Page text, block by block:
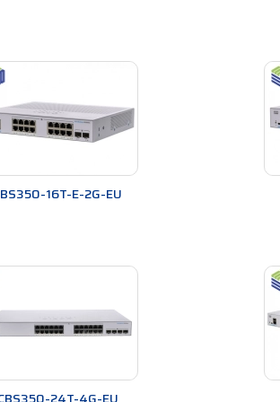
sử dụng phổ biến
san-pham/Catalyst-9200.html
san-pham/Catalyst-1000.html
san-pham/Cisco-Business-110.html
16T-E-2G-EU